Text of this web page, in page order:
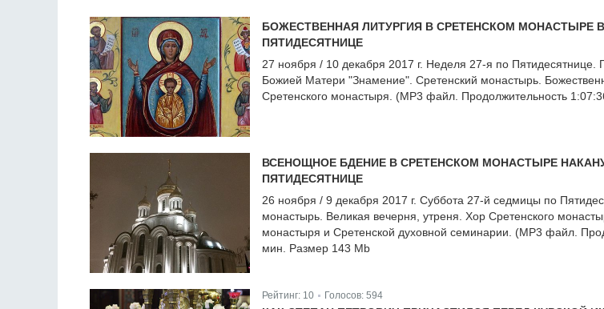
БОЖЕСТВЕННАЯ ЛИТУРГИЯ В СРЕТЕНСКОМ МОНАСТЫРЕ
ПЯТИДЕСЯТНИЦЕ
27 ноября / 10 декабря 2017 г. Неделя 27-я по Пятидесятнице.
Божией Матери "Знамение". Сретенский монастырь.
Сретенского монастыря. (MP3 файл. Продолжительность
ВСЕНОЩНОЕ БДЕНИЕ В СРЕТЕНСКОМ МОНАСТЫРЕ
ПЯТИДЕСЯТНИЦЕ
26 ноября / 9 декабря 2017 г. Суббота 27-й седмицы по
монастырь. Великая вечерня, утреня. Хор Сретенского
монастыря и Сретенской духовной семинарии. (MP3 файл.
мин. Размер 143 Mb
Рейтинг: 10 | Голосов: 594